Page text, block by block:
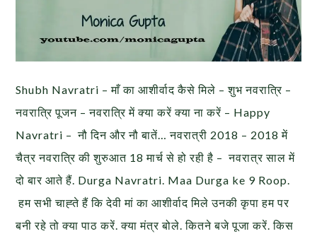
Shubh Navratri – माँ का आशीर्वाद कैसे मिले – शुभ नवरात्रि –
नवरात्रि पूजन – नवरात्रि में क्या करें क्या ना करें – Happy
Navratri – नौ दिन और नौ बातें… नवरात्री 2018 – 2018 में
चैत्र नवरात्र‍ि की शुरुआत 18 मार्च से हो रही है – नवरात्र साल में
दो बार आते हैं. Durga Navratri. Maa Durga ke 9 Roop.
हम सभी चाह्ते हैं कि देवी मां का आशीर्वाद मिले उनकी कृपा हम पर
बनी रहे तो क्या पाठ करें. क्या मंत्र बोले. कितने बजे पूजा करें. किस